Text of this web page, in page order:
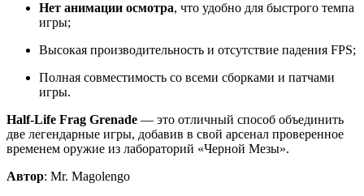
Нет анимации осмотра, что удобно для быстрого темпа
игры;
Высокая производительность и отсутствие падения FPS;
Полная совместимость со всеми сборками и патчами
игры.
Half-Life Frag Grenade — это отличный способ объединить
две легендарные игры, добавив в свой арсенал проверенное
временем оружие из лабораторий «Черной Мезы».
Автор: Mr. Magolengo